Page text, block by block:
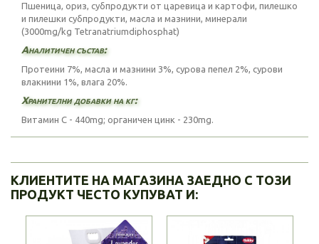
Пшеница, ориз, субпродукти от царевица и картофи, пилешко
и пилешки субпродукти, масла и мазнини, минерали
(3000mg/kg Tetranatriumdiphosphat)
Аналитичен състав:
Протеини 7%, масла и мазнини 3%, сурова пепел 2%, сурови
влакнини 1%, влага 20%.
Хранителни добавки на кг:
Витамин C - 440mg; органичен цинк - 230mg.
КЛИЕНТИТЕ НА МАГАЗИНА ЗАЕДНО С ТОЗИ
ПРОДУКТ ЧЕСТО КУПУВАТ И: